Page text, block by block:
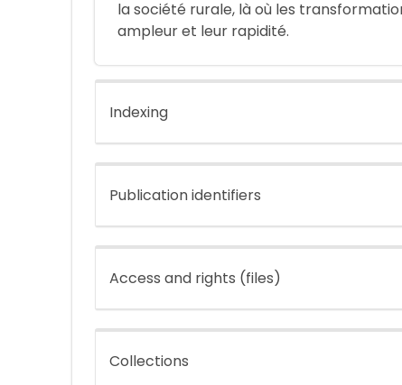
la société rurale, là où les
ampleur et leur rapidité.
Indexing
Publication identifiers
Access and rights (files)
Collections